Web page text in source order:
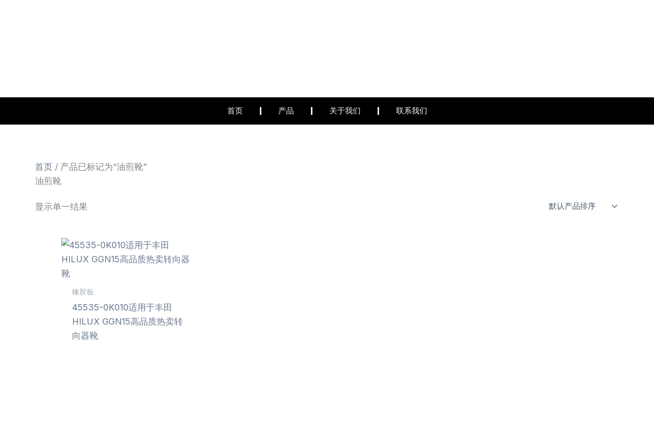
首页 产品 关于我们 联系我们
首页 / 产品已标记为“油煎靴”
油煎靴
显示单一结果
橡胶板
45535-0K010适用于丰田
HILUX GGN15高品质热卖转
向器靴